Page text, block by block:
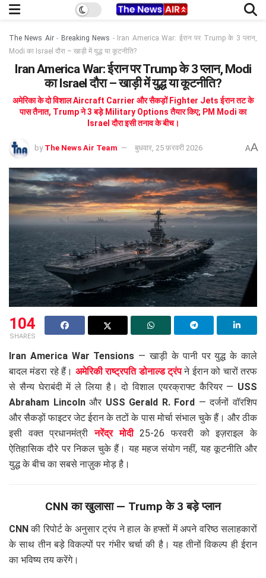
The News Air- Breaking News - Iran America War: ईरान पर Trump के 3 प्लान,
Modi का Israel दौरा – खाड़ी में युद्ध या कूटनीति?
Iran America War: ईरान पर Trump के 3 प्लान, Modi
का Israel दौरा – खाड़ी में युद्ध या कूटनीति?
अमेरिका के दो विशाल Aircraft Carrier और सैकड़ों Fighter Jets ईरान तट के
पास तैनात, Trump ने 3 बड़े Military Options तैयार किए; PM Modi का
Israel दौरा इसी तनाव के बीच।
by The News Air Team बुधवार, 25 फ़रवरी 2026 AA
104
SHARES
Iran America War Tensions — खाड़ी के पानी पर युद्ध के काले
बादल मंडरा रहे हैं। अमेरिकी राष्ट्रपति डोनाल्ड ट्रंपने ईरान को चारों तरफ
से सैन्य घेराबंदी में ले लिया है। दो विशाल एयरक्राफ्ट कैरियर — USS
Abraham Lincolnऔर USS Gerald R. Ford — दर्जनों वॉरशिप
और सैकड़ों फाइटर जेट ईरान के तटों के पास मोर्चा संभाल चुके हैं। और ठीक
इसी वक्त प्रधानमंत्रीनरेंद्र मोदी25-26 फरवरी को इज़राइल के
ऐतिहासिक दौरे पर निकल चुके हैं। यह महज संयोग नहीं, यह कूटनीति और
युद्ध के बीच का सबसे नाज़ुक मोड़ है।
CNN का खुलासा — Trump के 3 बड़े प्लान
CNNकी रिपोर्ट के अनुसार ट्रंप ने हाल के हफ्तों में अपने वरिष्ठ सलाहकारों
के साथ तीन बड़े विकल्पों पर गंभीर चर्चा की है। यह तीनों विकल्प ही ईरान
का भविष्य तय करेंगे।